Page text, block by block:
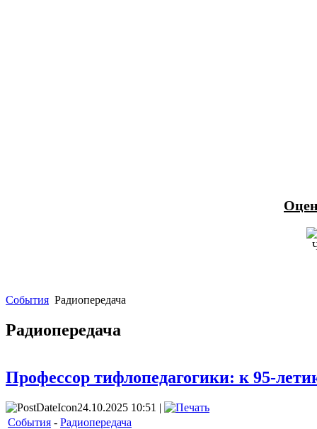
События Радиопередача
Радиопередача
Профессор тифлопедагогики: к 95-
24.10.2025 10:51 |
События - Радиопередача